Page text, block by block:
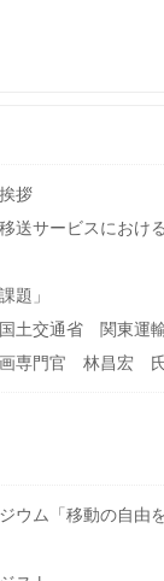
拶
送サービスにおけ
題」
土交通省 関東運
画専門官 林昌宏
ウム「移動の自由